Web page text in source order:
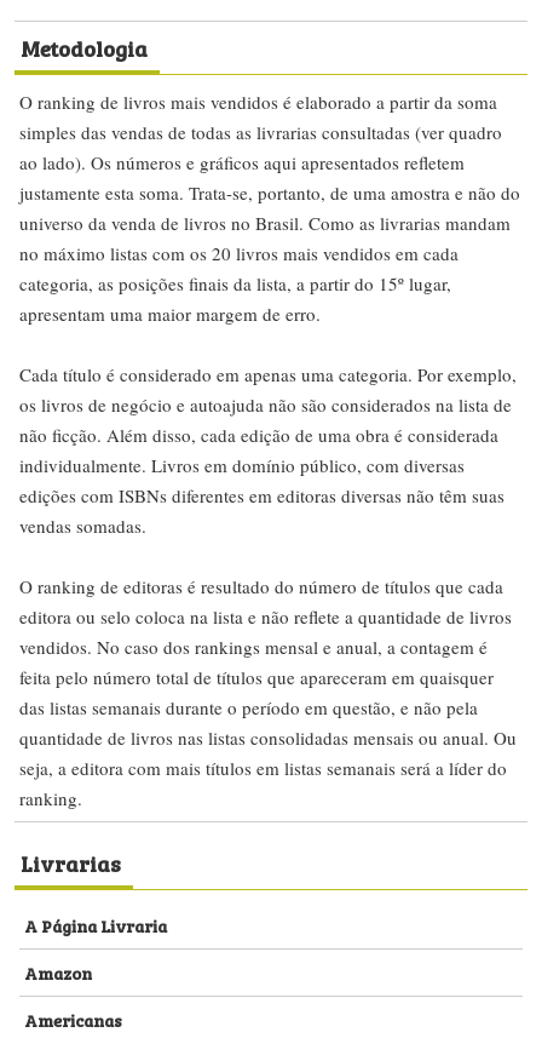
Metodologia
O ranking de livros mais vendidos é elaborado a partir da soma
simples das vendas de todas as livrarias consultadas (ver quadro
ao lado). Os números e gráficos aqui apresentados refletem
justamente esta soma. Trata-se, portanto, de uma amostra e não do
universo da venda de livros no Brasil. Como as livrarias mandam
no máximo listas com os 20 livros mais vendidos em cada
categoria, as posições finais da lista, a partir do 15º lugar,
apresentam uma maior margem de erro.
Cada título é considerado em apenas uma categoria. Por exemplo,
os livros de negócio e autoajuda não são considerados na lista de
não ficção. Além disso, cada edição de uma obra é considerada
individualmente. Livros em domínio público, com diversas
edições com ISBNs diferentes em editoras diversas não têm suas
vendas somadas.
O ranking de editoras é resultado do número de títulos que cada
editora ou selo coloca na lista e não reflete a quantidade de livros
vendidos. No caso dos rankings mensal e anual, a contagem é
feita pelo número total de títulos que apareceram em quaisquer
das listas semanais durante o período em questão, e não pela
quantidade de livros nas listas consolidadas mensais ou anual. Ou
seja, a editora com mais títulos em listas semanais será a líder do
ranking.
Livrarias
A Página Livraria
Amazon
Americanas